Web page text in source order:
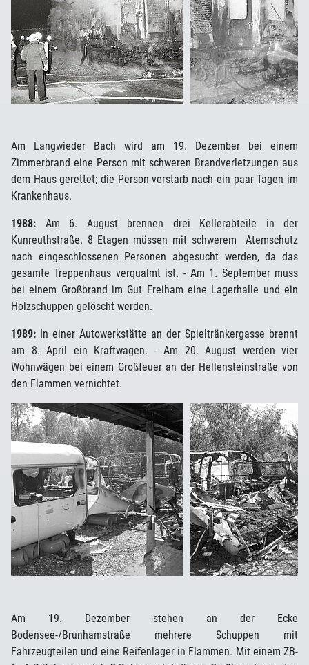
Am Langwieder Bach wird am 19. Dezember bei einem
Zimmerbrand eine Person mit schweren Brandverletzungen aus
dem Haus gerettet; die Person verstarb nach ein paar Tagen im
Krankenhaus.
1988: Am 6. August brennen drei Kellerabteile in der
Kunreuthstraße. 8 Etagen müssen mit schwerem Atemschutz
nach eingeschlossenen Personen abgesucht werden, da das
gesamte Treppenhaus verqualmt ist. - Am 1. September muss
bei einem Großbrand im Gut Freiham eine Lagerhalle und ein
Holzschuppen gelöscht werden.
1989: In einer Autowerkstätte an der Spieltränkergasse brennt
am 8. April ein Kraftwagen. - Am 20. August werden vier
Wohnwägen bei einem Großfeuer an der Hellensteinstraße von
den Flammen vernichtet.
Am 19. Dezember stehen an der Ecke
Bodensee-/Brunhamstraße mehrere Schuppen mit
Fahrzeugteilen und eine Reifenlager in Flammen. Mit einem ZB-